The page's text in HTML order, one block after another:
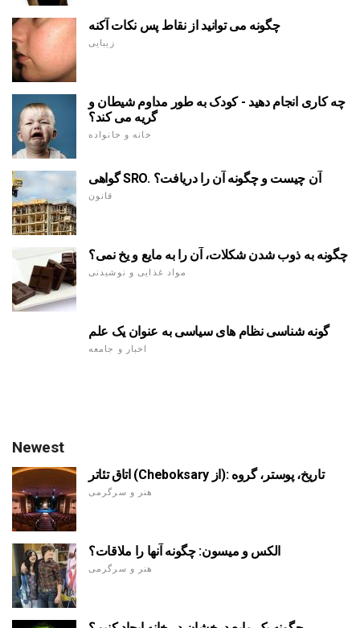
چگونه می توانید از نقاط پس نکات آکنه
زیبایی
چه کاری انجام دهید - کودک به طور مداوم شیطان و
گریه می کند؟
خانه و خانواده
گواهی SRO. آن چیست و چگونه آن را دریافت؟
قانون
چگونه به ذوب شدن شکلات، آن را به مایع و یخ نمی؟
مواد غذایی و نوشیدنی
گونه شناسی نظام های سیاسی به عنوان یک علم
اخبار و جامعه
Newest
اتاق تئاتر (Cheboksary از): تاریخ، پوستر، گروه
هنر و سرگرمی
الکس و میسون: چگونه آنها را ملاقات؟
هنر و سرگرمی